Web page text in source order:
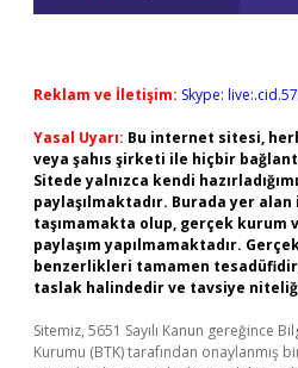
Reklam ve İletişim: Skype:
Yasal Uyarı: Bu internet sitesi,
veya şahıs şirketi ile hiçbir
Sitede yalnızca kendi
paylaşılmaktadır. Burada yer
taşımamakta olup, gerçek kurum
paylaşım yapılmamaktadır.
benzerlikleri tamamen
taslak halindedir ve tavsiye
Sitemiz, 5651 Sayılı Kanun gereğince
Kurumu (BTK) tarafından onaylanmış